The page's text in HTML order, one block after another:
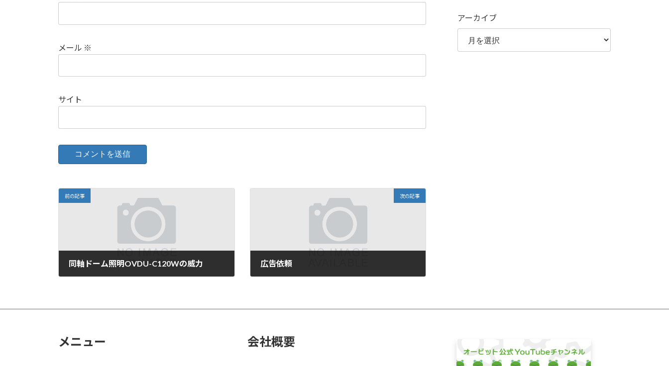
メール ※
サイト
前の記事
同軸ドーム照明OVDU-C120Wの威力
次の記事
広告依頼
アーカイブ
メニュー 会社概要